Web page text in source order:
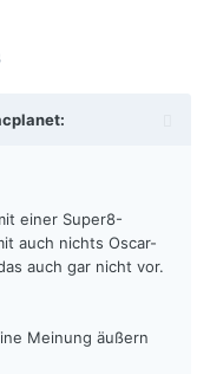
einer Super8-
auch nichts Oscar-
auch gar nicht vor.
Meinung äußern